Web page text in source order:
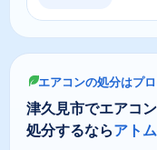
エアコンの処分はプ
津久見市でエアコ
処分するならアトム